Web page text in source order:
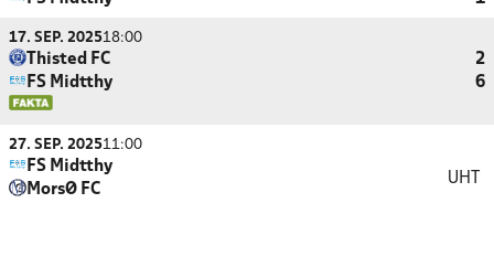
17. SEP. 202518:00
Thisted FC
2
FS Midtthy
6
27. SEP. 202511:00
FS Midtthy
MorsØ FC
UHT